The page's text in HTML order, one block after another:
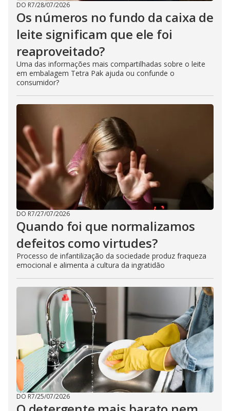
DO R7/28/07/2026
Os números no fundo da caixa de
leite significam que ele foi
reaproveitado?
Uma das informações mais compartilhadas sobre o leite
em embalagem Tetra Pak ajuda ou confunde o
consumidor?
DO R7/27/07/2026
Quando foi que normalizamos
defeitos como virtudes?
Processo de infantilização da sociedade produz fraqueza
emocional e alimenta a cultura da ingratidão
DO R7/25/07/2026